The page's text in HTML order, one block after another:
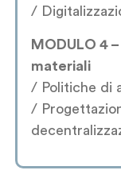
/
MODULO 4
materiali
/ Politiche di
/